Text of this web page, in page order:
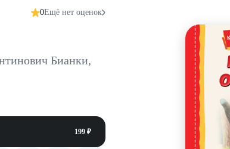
0Ещё нет оценок
Бианки,
199 ₽